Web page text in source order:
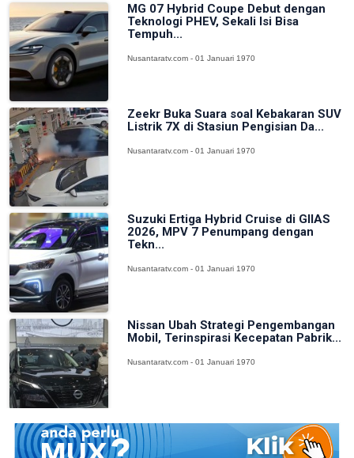
MG 07 Hybrid Coupe Debut dengan
Teknologi PHEV, Sekali Isi Bisa
Tempuh...
Nusantaratv.com - 01 Januari 1970
Zeekr Buka Suara soal Kebakaran SUV
Listrik 7X di Stasiun Pengisian Da...
Nusantaratv.com - 01 Januari 1970
Suzuki Ertiga Hybrid Cruise di GIIAS
2026, MPV 7 Penumpang dengan
Tekn...
Nusantaratv.com - 01 Januari 1970
Nissan Ubah Strategi Pengembangan
Mobil, Terinspirasi Kecepatan Pabrik...
Nusantaratv.com - 01 Januari 1970